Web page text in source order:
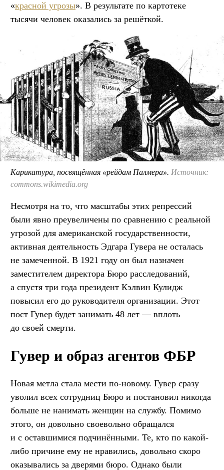
«красной угрозы». В результате по картотеке
тысячи человек оказались за решёткой.
Карикатура, посвящённая «рейдам Палмера». Источник:
commons.wikimedia.org
Несмотря на то, что масштабы этих репрессий
были явно преувеличены по сравнению с реальной
угрозой для американской государственности,
активная деятельность Эдгара Гувера не осталась
не замеченной. В 1921 году он был назначен
заместителем директора Бюро расследований,
а спустя три года президент Кэлвин Кулидж
повысил его до руководителя организации. Этот
пост Гувер будет занимать 48 лет — вплоть
до своей смерти.
Гувер и образ агентов ФБР
Новая метла стала мести по-новому. Гувер сразу
уволил всех сотрудниц Бюро и постановил никогда
больше не нанимать женщин на службу. Помимо
этого, он довольно своевольно обращался
и с оставшимися подчинёнными. Те, кто по какой-
либо причине ему не нравились, довольно скоро
оказывались за дверями бюро. Однако были